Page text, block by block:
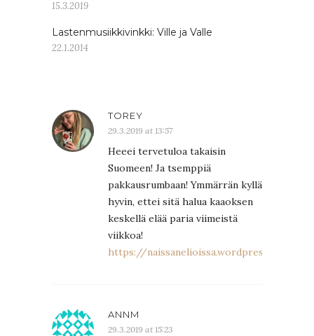
15.3.2019
Lastenmusiikkivinkki: Ville ja Valle
22.1.2014
TOREY
29.3.2019 at 13:57
Heeei tervetuloa takaisin
Suomeen! Ja tsemppiä
pakkausrumbaan! Ymmärrän kyllä
hyvin, ettei sitä halua kaaoksen
keskellä elää paria viimeistä
viikkoa!
https://naissanelioissa.wordpress.com
ANNM
29.3.2019 at 15:23